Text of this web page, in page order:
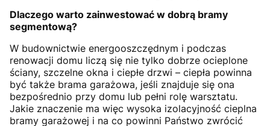
Dlaczego warto zainwestować w dobrą bramy
segmentową?
W budownictwie energooszczędnym i podczas
renowacji domu liczą się nie tylko dobrze ocieplone
ściany, szczelne okna i ciepłe drzwi – ciepła powinna
być także brama garażowa, jeśli znajduje się ona
bezpośrednio przy domu lub pełni rolę warsztatu.
Jakie znaczenie ma więc wysoka izolacyjność cieplna
bramy garażowej i na co powinni Państwo zwrócić